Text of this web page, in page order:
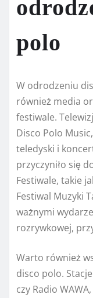
polo
W odrodzeniu
również media
festiwale.
Disco Polo
teledyski i
przyczyniło się
Festiwale, takie
Festiwal Muzyki
ważnymi
rozrywkowej,
Warto również
disco polo.
czy Radio